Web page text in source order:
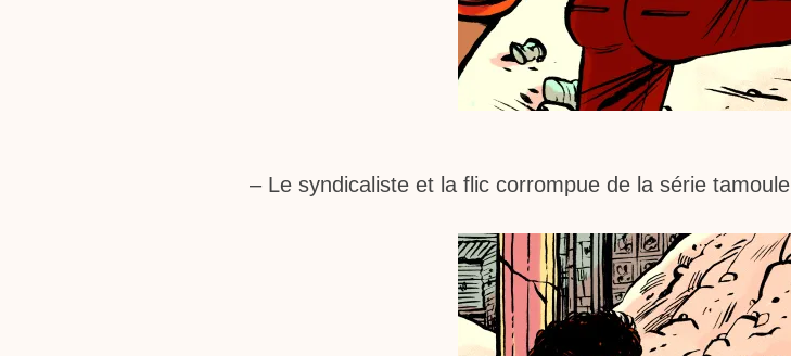
– Le syndicaliste et la flic corrompue de la série tamoule